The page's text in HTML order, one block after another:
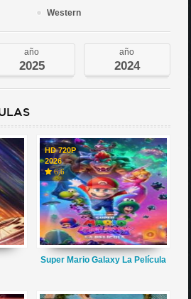
Western
año
2025
año
2024
HD 720P
2026
6,6
Super Mario Galaxy La Película